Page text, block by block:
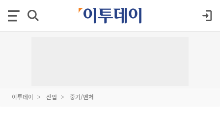
이투데이 산업 중기/벤처